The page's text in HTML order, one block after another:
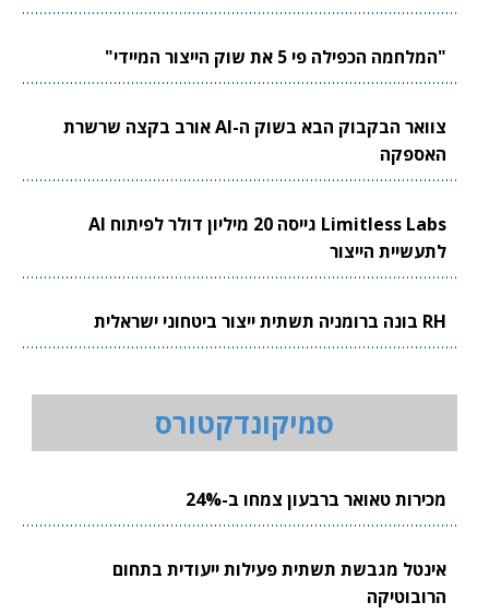
"המלחמה הכפילה פי 5 את שוק הייצור המיידי"
צוואר הבקבוק הבא בשוק ה-AI אורב בקצה שרשרת
האספקה
Limitless Labs גייסה 20 מיליון דולר לפיתוח AI
לתעשיית הייצור
RH בונה ברומניה תשתית ייצור ביטחוני ישראלית
סמיקונדקטורס
מכירות טאואר ברבעון צמחו ב-24%
אינטל מגבשת תשתית פעילות ייעודית בתחום
הרובוטיקה